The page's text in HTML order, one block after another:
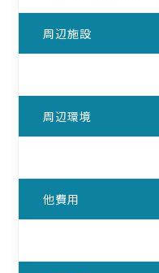
周辺施設
周辺環境
他費用